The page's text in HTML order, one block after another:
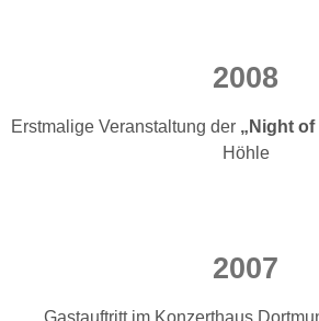
2008
Erstmalige Veranstaltung der „Night of
Höhle
2007
Gastauftritt im Konzerthaus